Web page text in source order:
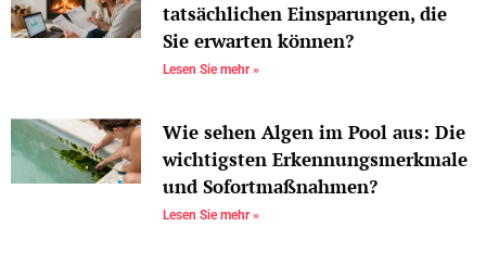
tatsächlichen Einsparungen, die
Sie erwarten können?
Lesen Sie mehr »
Wie sehen Algen im Pool aus: Die
wichtigsten Erkennungsmerkmale
und Sofortmaßnahmen?
Lesen Sie mehr »